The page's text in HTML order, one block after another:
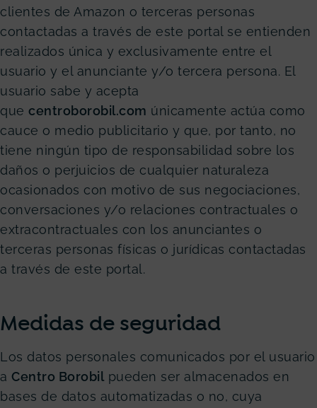
clientes de Amazon o terceras personas
contactadas a través de este portal se entienden
realizados única y exclusivamente entre el
usuario y el anunciante y/o tercera persona. El
usuario sabe y acepta
que centroborobil.com únicamente actúa como
cauce o medio publicitario y que, por tanto, no
tiene ningún tipo de responsabilidad sobre los
daños o perjuicios de cualquier naturaleza
ocasionados con motivo de sus negociaciones,
conversaciones y/o relaciones contractuales o
extracontractuales con los anunciantes o
terceras personas físicas o jurídicas contactadas
a través de este portal.
Medidas de seguridad
Los datos personales comunicados por el usuario
a Centro Borobil pueden ser almacenados en
bases de datos automatizadas o no, cuya